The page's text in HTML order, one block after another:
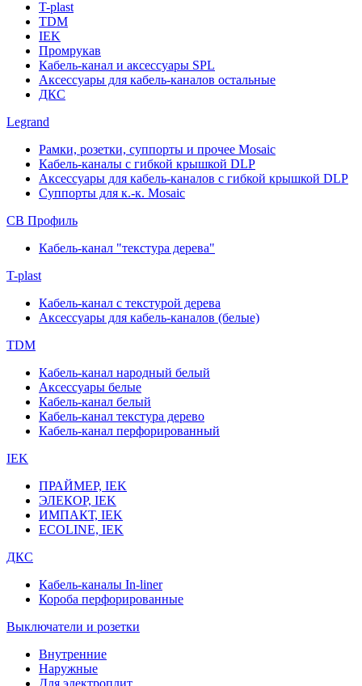
T-plast
TDM
IEK
Промрукав
Кабель-канал и аксессуары SPL
Аксессуары для кабель-каналов остальные
ДКС
Legrand
Рамки, розетки, суппорты и прочее Mosaic
Кабель-каналы с гибкой крышкой DLP
Аксессуары для кабель-каналов с гибкой крышкой DLP
Суппорты для к.-к. Mosaic
СВ Профиль
Кабель-канал "текстура дерева"
T-plast
Кабель-канал с текстурой дерева
Аксессуары для кабель-каналов (белые)
TDM
Кабель-канал народный белый
Аксессуары белые
Кабель-канал белый
Кабель-канал текстура дерево
Кабель-канал перфорированный
IEK
ПРАЙМЕР, IEK
ЭЛЕКОР, IEK
ИМПАКТ, IEK
ECOLINE, IEK
ДКС
Кабель-каналы In-liner
Короба перфорированные
Выключатели и розетки
Внутренние
Наружные
Для электроплит